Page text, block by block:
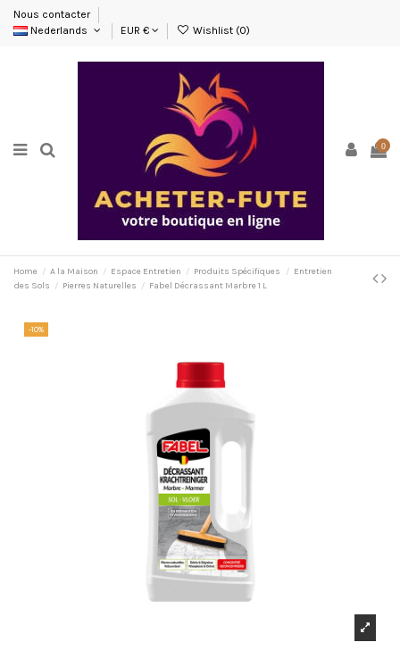
Nous contacter
Nederlands
EUR € Wishlist (0)
0
Home A la Maison Espace Entretien Produits Spécifiques
Entretien
des Sols
Pierres Naturelles Fabel Décrassant Marbre 1 L
-10%